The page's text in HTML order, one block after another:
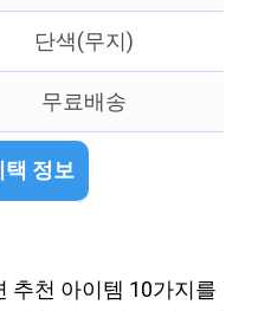
단색(무지)
무료배송
정보
추천 아이템 10가지를